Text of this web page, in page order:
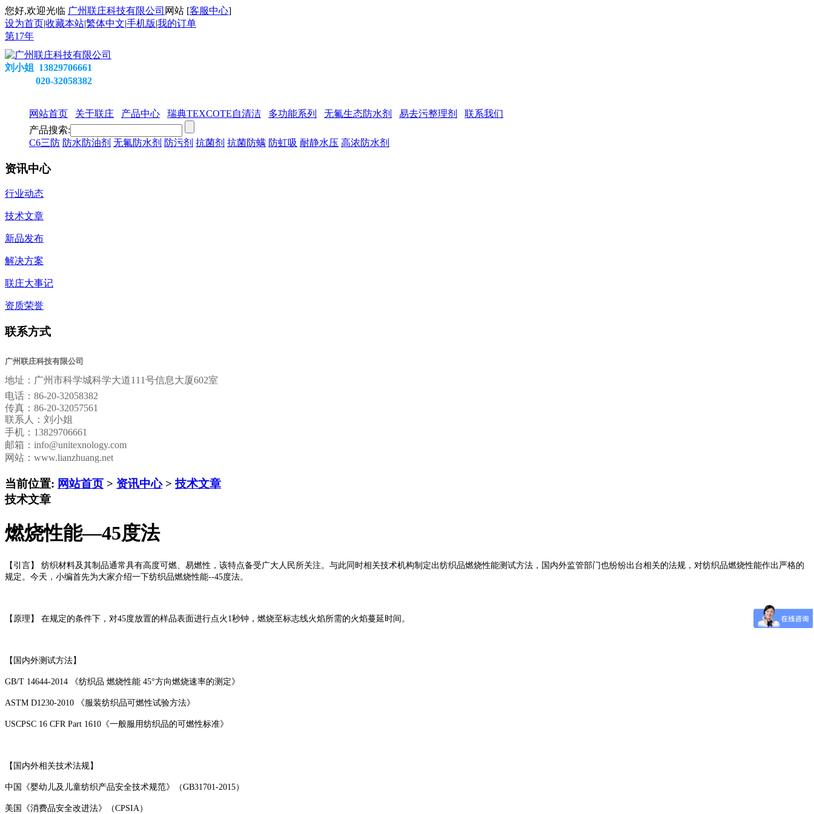
您好,欢迎光临 广州联庄科技有限公司 网站 [客服中心]
设为首页|收藏本站|繁体中文|手机版|我的订单
第17年
刘小姐 13829706661
020-32058382
网站首页 关于联庄 产品中心 瑞典TEXCOTE自清洁 多功能系列 无氟生态防水剂 易去污整理剂
联系我们
产品搜索:
C6三防 防水防油剂 无氟防水剂 防污剂 抗菌剂 抗菌防螨 防虹吸 耐静水压 高浓防水剂
资讯中心
行业动态
技术文章
新品发布
解决方案
联庄大事记
资质荣誉
联系方式
广州联庄科技有限公司
地址： 广州市科学城科学大道111号信息大厦602室
电话： 86-20-32058382
传真： 86-20-32057561
联系人：刘小姐
手机：13829706661
邮箱： info@unitexnology.com
网站：www.lianzhuang.net
当前位置: 网站首页 > 资讯中心>技术文章
技术文章
燃烧性能—45度法
【引言】 纺织材料及其制品通常具有高度可燃、易燃性，该特点备受广大人民所关注。与此同时相关技术机构制定出纺织品燃烧性能测试方法，国内外监管部门也纷纷出台相关的法规，对纺织品燃烧性能作出严格的
规定。今天，小编首先为大家介绍一下纺织品燃烧性能--45度法。
【原理】 在规定的条件下，对45度放置的样品表面进行点火1秒钟，燃烧至标志线火焰所需的火焰蔓延时间。
【国内外测试方法】
GB/T 14644-2014 《纺织品 燃烧性能 45°方向燃烧速率的测定》
ASTM D1230-2010 《服装纺织品可燃性试验方法》
USCPSC 16 CFR Part 1610《一般服用纺织品的可燃性标准》
【国内外相关技术法规】
中国《婴幼儿及儿童纺织产品安全技术规范》（GB31701-2015）
美国《消费品安全改进法》（CPSIA）